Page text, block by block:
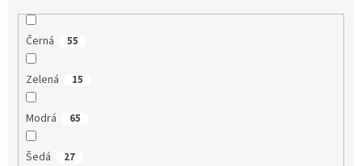
Černá 55
Zelená 15
Modrá 65
Šedá 27